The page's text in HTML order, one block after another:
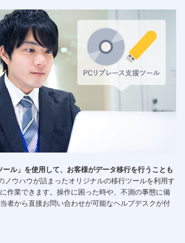
ール」を使用して、お客様がデータ移行を行うことも
ノウハウが詰まったオリジナルの移行ツールを利用す
作業できます。操作に困った時や、不測の事態に備
者から直接お問い合わせが可能なヘルプデスクが付